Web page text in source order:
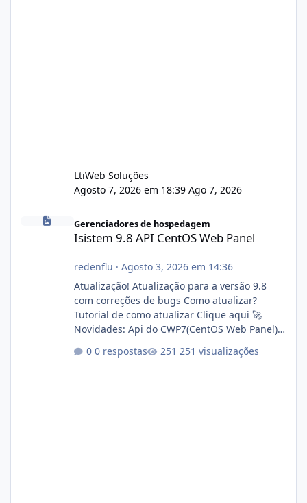
LtiWeb Soluções
Agosto 7, 2026 em 18:39 Ago 7, 2026
Isistem 9.8 API CentOS Web Panel
Gerenciadores de hospedagem
Isistem 9.8 API CentOS Web Panel
redenflu · Agosto 3, 2026 em 14:36
Atualização! Atualização para a versão 9.8
com correções de bugs Como atualizar?
Tutorial de como atualizar Clique aqui 🚀
Novidades: Api do CWP7(CentOS Web Panel)
autorizado a usasr o isistem:
0 respostas 251 visualizações